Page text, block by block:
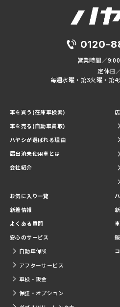
0120-
営業時間／
定休日
毎週水曜・第3火曜・第4
車を買う(在庫車検索)
車を売る(自動車買取)
ハヤシが選ばれる理由
届出済未使用車とは
会社紹介
お気に入り一覧
新着情報
よくある質問
安心のサービス
自動車保険
アフターサービス
車検・鈑金
保証・オプション